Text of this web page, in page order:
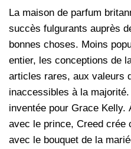
La maison de parfum
succès fulgurants auprès
bonnes choses. Moins
entier, les conceptions de
articles rares, aux valeurs
inaccessibles à la
inventée pour Grace Kelly.
avec le prince, Creed crée
avec le bouquet de la